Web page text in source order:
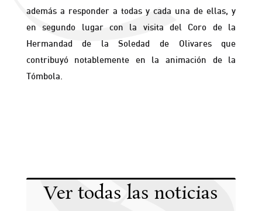
además a responder a todas y cada una de ellas, y
en segundo lugar con la visita del Coro de la
Hermandad de la Soledad de Olivares que
contribuyó notablemente en la animación de la
Tómbola.
Ver todas las noticias